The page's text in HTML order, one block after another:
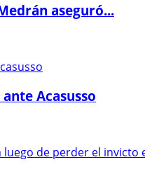
aseguró...
Acasusso